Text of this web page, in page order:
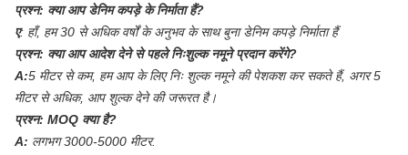
प्रश्न: क्या आप डेनिम कपड़े के निर्माता हैं?
ए: हाँ, हम 30 से अधिक वर्षों के अनुभव के साथ बुना डेनिम कपड़े निर्माता हैं
प्रश्न: क्या आप आदेश देने से पहले निःशुल्क नमूने प्रदान करेंगे?
A:5 मीटर से कम, हम आप के लिए निः शुल्क नमूने की पेशकश कर सकते हैं, अगर 5
मीटर से अधिक, आप शुल्क देने की जरूरत है।
प्रश्न: MOQ क्या है?
A: लगभग 3000-5000 मीटर.